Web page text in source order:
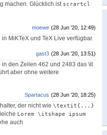
machen. Glücklich ist scrartcl
(28 Jun '20, 12:49)
moewe
MiKTeX und TeX Live verfügbar.
(28 Jun '20, 13:51)
gast3
den Zeilen 462 und 2483 das \it
aber ohne weitere
(28 Jun '20, 18:25)
Spartacus
der nicht wie \textit{...}
Lorem \itshape ipsum
auch